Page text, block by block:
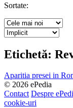
Sortate:
Etichetă:
Aparitia presei in
© 2026 ePedia
Contact Despre
cookie-uri